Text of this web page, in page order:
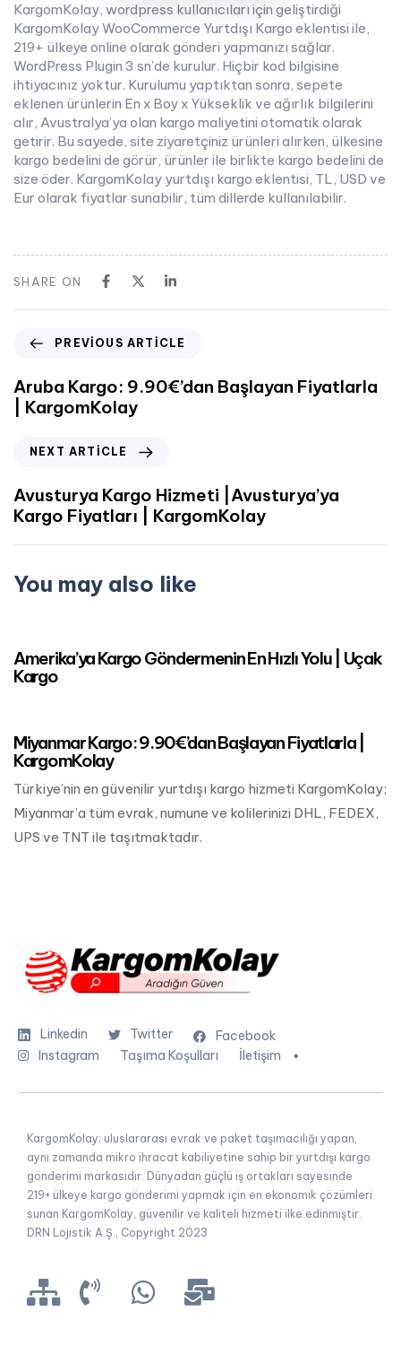
KargomKolay, wordpress kullanıcıları için geliştirdiği
KargomKolay WooCommerce Yurtdışı Kargo eklentisi ile,
219+ ülkeye online olarak gönderi yapmanızı sağlar.
WordPress Plugin 3 sn’de kurulur. Hiçbir kod bilgisine
ihtiyacınız yoktur. Kurulumu yaptıktan sonra, sepete
eklenen ürünlerin En x Boy x Yükseklik ve ağırlık bilgilerini
alır, Avustralya’ya olan kargo maliyetini otomatik olarak
getirir. Bu sayede, site ziyaretçiniz ürünleri alırken, ülkesine
kargo bedelini de görür, ürünler ile birlikte kargo bedelini de
size öder. KargomKolay yurtdışı kargo eklentisi, TL, USD ve
Eur olarak fiyatlar sunabilir, tüm dillerde kullanılabilir.
SHARE ON
PREVIOUS ARTICLE
Aruba Kargo: 9.90€’dan Başlayan Fiyatlarla
| KargomKolay
NEXT ARTICLE
Avusturya Kargo Hizmeti |Avusturya’ya
Kargo Fiyatları | KargomKolay
You may also like
Amerika’ya Kargo Göndermenin En Hızlı Yolu | Uçak
Kargo
Miyanmar Kargo: 9.90€’dan Başlayan Fiyatlarla |
KargomKolay
Türkiye’nin en güvenilir yurtdışı kargo hizmeti KargomKolay;
Miyanmar’a tüm evrak, numune ve kolilerinizi DHL, FEDEX,
UPS ve TNT ile taşıtmaktadır.
Linkedin Twitter
Facebook
Instagram
Taşıma Koşulları İletişim
KargomKolay; uluslararası evrak ve paket taşımacılığı yapan,
aynı zamanda mikro ihracat kabiliyetine sahip bir yurtdışı kargo
gönderimi markasıdır. Dünyadan güçlü iş ortakları sayesinde
219+ ülkeye kargo gönderimi yapmak için en ekonomik çözümleri
sunan KargomKolay, güvenilir ve kaliteli hizmeti ilke edinmiştir.
DRN Lojistik A.Ş., Copyright 2023